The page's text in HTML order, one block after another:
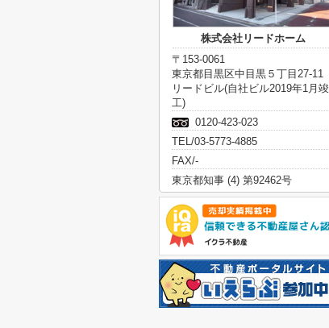
株式会社リードホーム
〒153-0061
東京都目黒区中目黒５丁目27-11
リードビル(自社ビル2019年1月竣
工)
0120-423-023
TEL/03-5773-4885
FAX/-
東京都知事 (4) 第92462号